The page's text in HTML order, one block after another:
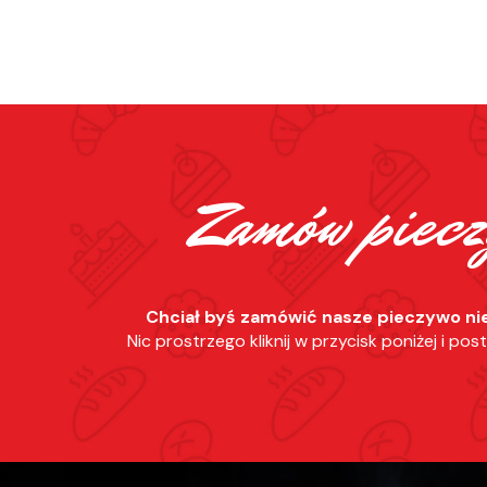
Zamów
Chciał byś zamówić nasze pieczywo
Nic prostrzego kliknij w przycisk poniżej i